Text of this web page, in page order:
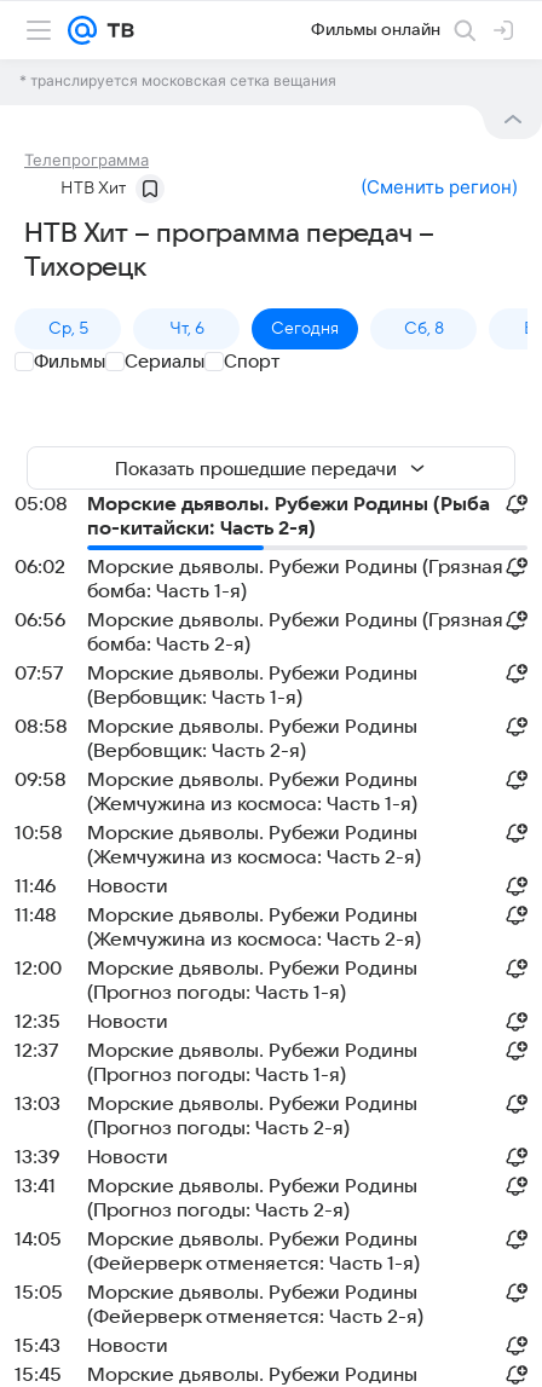
Фильмы онлайн
* транслируется московская сетка вещания
Телепрограмма
НТВ Хит (Сменить регион)
НТВ Хит – программа передач –
Тихорецк
Ср, 5 Чт, 6 Сегодня Сб, 8
Фильмы Сериалы Спорт
Показать прошедшие передачи
05:08
Морские дьяволы. Рубежи Родины (Рыба
по-китайски: Часть 2-я)
06:02
Морские дьяволы. Рубежи Родины (Грязная
бомба: Часть 1-я)
06:56
Морские дьяволы. Рубежи Родины (Грязная
бомба: Часть 2-я)
07:57
Морские дьяволы. Рубежи Родины
(Вербовщик: Часть 1-я)
08:58
Морские дьяволы. Рубежи Родины
(Вербовщик: Часть 2-я)
09:58
Морские дьяволы. Рубежи Родины
(Жемчужина из космоса: Часть 1-я)
10:58
Морские дьяволы. Рубежи Родины
(Жемчужина из космоса: Часть 2-я)
11:46
Новости
11:48
Морские дьяволы. Рубежи Родины
(Жемчужина из космоса: Часть 2-я)
12:00
Морские дьяволы. Рубежи Родины
(Прогноз погоды: Часть 1-я)
12:35
Новости
12:37
Морские дьяволы. Рубежи Родины
(Прогноз погоды: Часть 1-я)
13:03
Морские дьяволы. Рубежи Родины
(Прогноз погоды: Часть 2-я)
13:39
Новости
13:41
Морские дьяволы. Рубежи Родины
(Прогноз погоды: Часть 2-я)
14:05
Морские дьяволы. Рубежи Родины
(Фейерверк отменяется: Часть 1-я)
15:05
Морские дьяволы. Рубежи Родины
(Фейерверк отменяется: Часть 2-я)
15:43
Новости
15:45
Морские дьяволы. Рубежи Родины